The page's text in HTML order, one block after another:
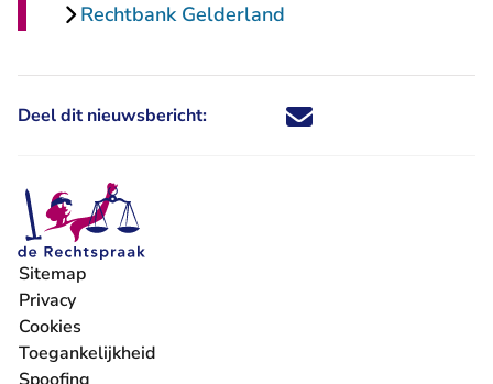
Rechtbank Gelderland
Deel dit nieuwsbericht: Deel dit nieuwsbericht via X -
Deel dit nieuwsbericht via
Deel dit nieuwsbericht
Deel dit
Sitemap
Privacy
Cookies
Toegankelijkheid